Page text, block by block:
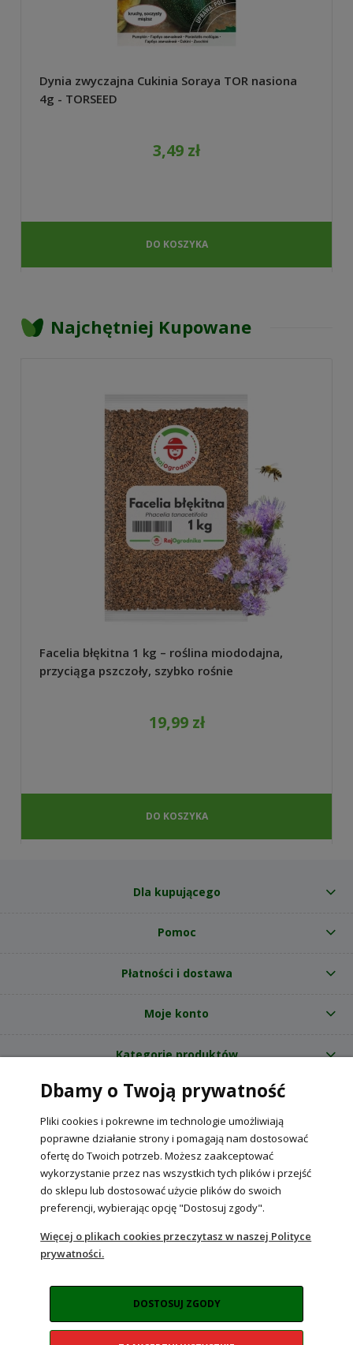
Dynia zwyczajna Cukinia Soraya TOR nasiona
4g - TORSEED
3,49 zł
DO KOSZYKA
Najchętniej Kupowane
Facelia błękitna 1 kg – roślina miododajna,
przyciąga pszczoły, szybko rośnie
19,99 zł
DO KOSZYKA
Dla kupującego
Pomoc
Płatności i dostawa
Moje konto
Kategorie produktów
O nas
Internetowy sklep ogrodniczy z nasionami RajOgrodnika.pl
NIP: 6090037061, REGON: 260240470 | Czarnca, ul. Tęczowa 31, 29-100
Włoszczowa
POKAŻ PEŁNĄ WERSJĘ STRONY
Sklep internetowy Shoper Premium
Dbamy o Twoją prywatność
Pliki cookies i pokrewne im technologie umożliwiają
poprawne działanie strony i pomagają nam dostosować
ofertę do Twoich potrzeb. Możesz zaakceptować
wykorzystanie przez nas wszystkich tych plików i przejść
do sklepu lub dostosować użycie plików do swoich
preferencji, wybierając opcję "Dostosuj zgody".
Więcej o plikach cookies przeczytasz w naszej Polityce
prywatności.
DOSTOSUJ ZGODY